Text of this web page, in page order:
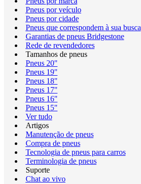
Pneus por veículo
Pneus por cidade
Pneus que correspondem à sua busca
Garantias de pneus Bridgestone
Rede de revendedores
Tamanhos de pneus
Pneus 20"
Pneus 19"
Pneus 18"
Pneus 17"
Pneus 16"
Pneus 15"
Ver tudo
Artigos
Manutenção de pneus
Compra de pneus
Tecnologia de pneus para carros
Terminologia de pneus
Suporte
Chat ao vivo